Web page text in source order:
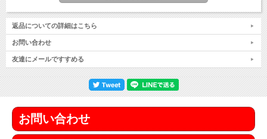
返品についての詳細はこちら
お問い合わせ
友達にメールですすめる
お問い合わせ